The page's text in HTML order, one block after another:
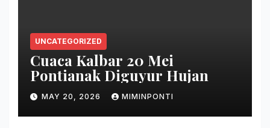
UNCATEGORIZED
Cuaca Kalbar 20 Mei
Pontianak Diguyur Hujan
MAY 20, 2026 MIMINPONTI